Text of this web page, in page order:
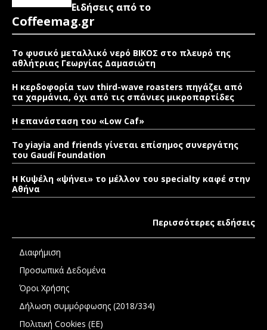
Ειδήσεις από το
Coffeemag.gr
Το φυσικό μεταλλικό νερό ΒΙΚΟΣ στο πλευρό της
αθλήτριας Γεωργίας Δαμασιώτη
Η κερδοφορία των third-wave roasters πηγάζει από
τα χαρμάνια, όχι από τις σπάνιες μικροπαρτίδες
Η επανάσταση του «Low Caf»
To yiayia and friends γίνεται επίσημος συνεργάτης
του Gaudí Foundation
Η Κυψέλη «ψήνει» το μέλλον του specialty καφέ στην
Αθήνα
Περισσότερες ειδήσεις
Διαφήμιση
Προσωπικά Δεδομένα
Όροι Χρήσης
Δήλωση συμμόρφωσης (2018/334)
Πολιτική Cookies (ΕΕ)